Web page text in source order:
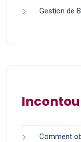
Gestion de
Comment